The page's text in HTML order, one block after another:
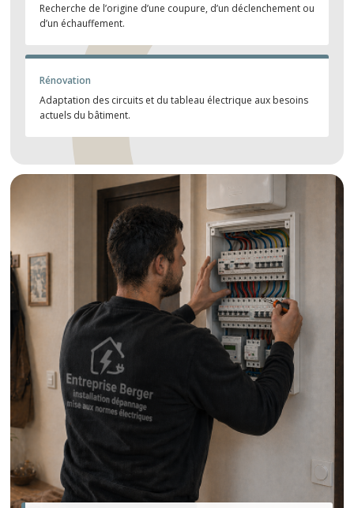
Recherche de l’origine d’une coupure, d’un déclenchement ou
d’un échauffement.
Rénovation
Adaptation des circuits et du tableau électrique aux besoins
actuels du bâtiment.